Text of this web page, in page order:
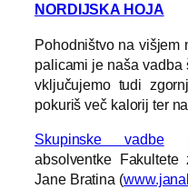
NORDIJSKA HOJA
Pohodništvo na višjem
palicami je naša
vključujemo tudi
pokuriš več kalorij ter
Skupinske vadbe
absolventke
Jane Bratina (